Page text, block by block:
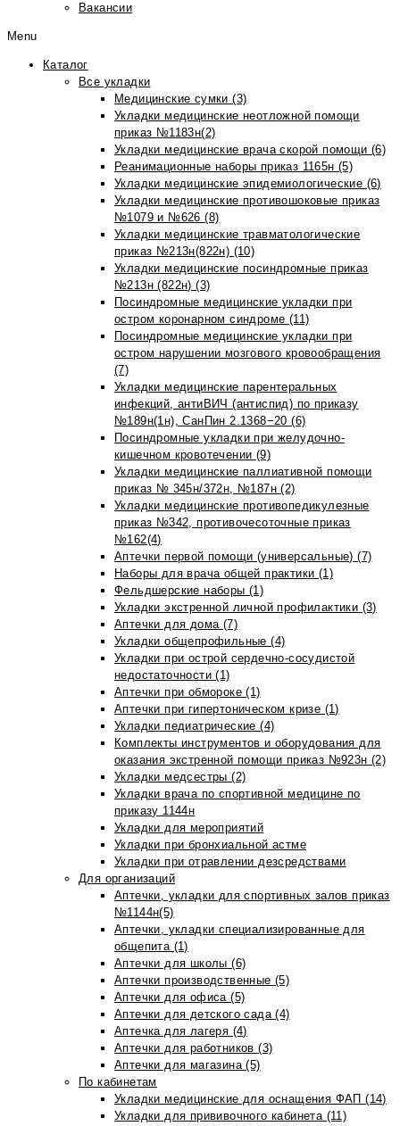
Вакансии
Menu
Каталог
Все укладки
Медицинские сумки (3)
Укладки медицинские неотложной помощи
приказ №1183н(2)
Укладки медицинские врача скорой помощи (6)
Реанимационные наборы приказ 1165н (5)
Укладки медицинские эпидемиологические (6)
Укладки медицинские противошоковые приказ
№1079 и №626 (8)
Укладки медицинские травматологические
приказ №213н(822н) (10)
Укладки медицинские посиндромные приказ
№213н (822н) (3)
Посиндромные медицинские укладки при
остром коронарном синдроме (11)
Посиндромные медицинские укладки при
остром нарушении мозгового кровообращения
(7)
Укладки медицинские парентеральных
инфекций, антиВИЧ (антиспид) по приказу
№189н(1н), СанПин 2.1368−20 (6)
Посиндромные укладки при желудочно-
кишечном кровотечении (9)
Укладки медицинские паллиативной помощи
приказ № 345н/372н, №187н (2)
Укладки медицинские противопедикулезные
приказ №342, противочесоточные приказ
№162(4)
Аптечки первой помощи (универсальные) (7)
Наборы для врача общей практики (1)
Фельдшерские наборы (1)
Укладки экстренной личной профилактики (3)
Аптечки для дома (7)
Укладки общепрофильные (4)
Укладки при острой сердечно-сосудистой
недостаточности (1)
Аптечки при обмороке (1)
Аптечки при гипертоническом кризе (1)
Укладки педиатрические (4)
Комплекты инструментов и оборудования для
оказания экстренной помощи приказ №923н (2)
Укладки медсестры (2)
Укладки врача по спортивной медицине по
приказу 1144н
Укладки для мероприятий
Укладки при бронхиальной астме
Укладки при отравлении дезсредствами
Для организаций
Аптечки, укладки для спортивных залов приказ
№1144н(5)
Аптечки, укладки специализированные для
общепита (1)
Аптечки для школы (6)
Аптечки производственные (5)
Аптечки для офиса (5)
Аптечки для детского сада (4)
Аптечка для лагеря (4)
Аптечки для работников (3)
Аптечки для магазина (5)
По кабинетам
Укладки медицинские для оснащения ФАП (14)
Укладки для прививочного кабинета (11)